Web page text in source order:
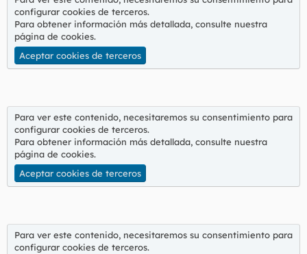
configurar cookies de terceros.
Para obtener información más detallada, consulte nuestra
página de cookies.
Aceptar cookies de terceros
Para ver este contenido, necesitaremos su consentimiento para
configurar cookies de terceros.
Para obtener información más detallada, consulte nuestra
página de cookies.
Aceptar cookies de terceros
Para ver este contenido, necesitaremos su consentimiento para
configurar cookies de terceros.